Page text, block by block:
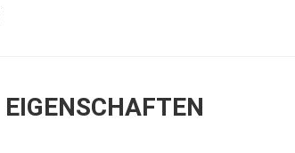
EIGENSCHAFTEN